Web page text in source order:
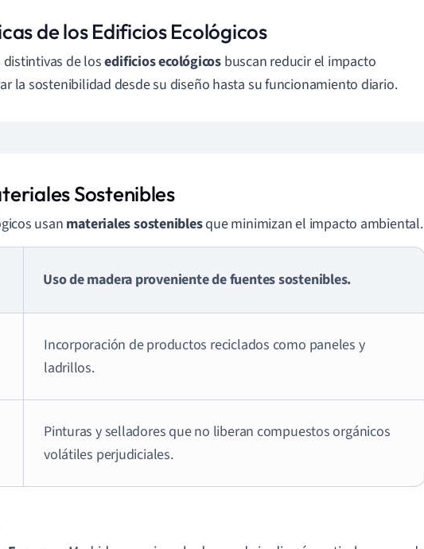
de los Edificios Ecológicos
distintivas de losedificios ecológicos buscan reducir el impacto
la sostenibilidad desde su diseño hasta su funcionamiento diario.
Sostenibles
usan materiales sosteniblesque minimizan el impacto ambiental.
Uso de madera proveniente de fuentes sostenibles.
Incorporación de productos reciclados como paneles y
ladrillos.
Pinturas y selladores que no liberan compuestos orgánicos
volátiles perjudiciales.